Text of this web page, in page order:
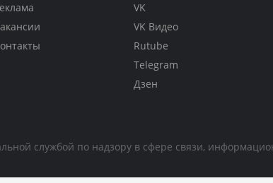
VK
VK Видео
Rutube
Telegram
Дзен
службой по надзору в сфере связи,